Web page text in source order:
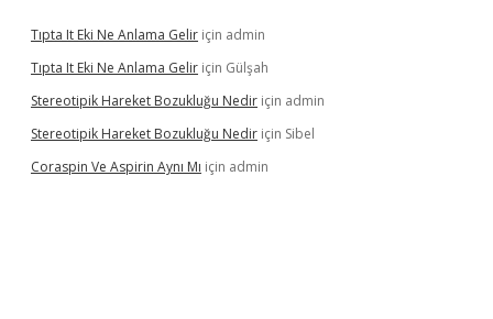
Tıpta It Eki Ne Anlama Gelir için admin
Tıpta It Eki Ne Anlama Gelir için Gülşah
Stereotipik Hareket Bozukluğu Nedir için admin
Stereotipik Hareket Bozukluğu Nedir için Sibel
Coraspin Ve Aspirin Aynı Mı için admin